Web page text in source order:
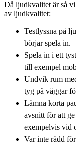
Då ljudkvalitet är så
av ljudkvalitet:
Testlyssna på
börjar spela in.
Spela in i ett
till exempel
Undvik rum
tyg på väggar
Lämna korta
avsnitt för att
exempelvis vid
Var inte rädd